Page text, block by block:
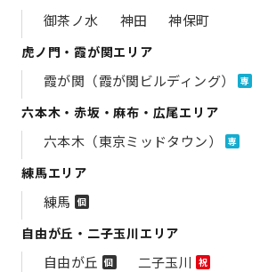
御茶ノ水 神田 神保町
虎ノ門・霞が関エリア
霞が関（霞が関ビルディング） 専
六本木・赤坂・麻布・広尾エリア
六本木（東京ミッドタウン） 専
練馬エリア
練馬 個
自由が丘・二子玉川エリア
自由が丘 個 二子玉川 祝